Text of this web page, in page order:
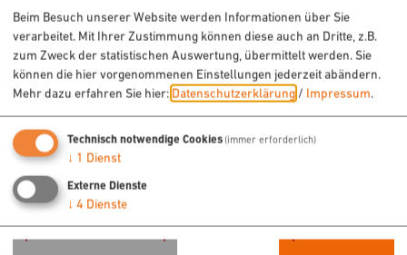
Freizeit
Sehenswertes
Veranstaltungen
ÜBERNACHTEN & EINKEHREN
Hotels
Ferienwohnungen
Beim Besuch unserer Website werden Informationen über Sie
verarbeitet. Mit Ihrer Zustimmung können diese auch an Dritte, z.B.
zum Zweck der statistischen Auswertung, übermittelt werden. Sie
können die hier vorgenommenen Einstellungen jederzeit abändern.
Mehr dazu erfahren Sie hier:Datenschutzerklärung / Impressum.
Technisch notwendige Cookies(immer erforderlich)
↓ 1 Dienst
Externe Dienste
↓ 4 Dienste